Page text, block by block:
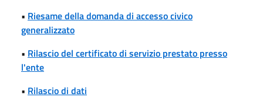
• Riesame della domanda di accesso civico
generalizzato
• Rilascio del certificato di servizio prestato presso
l'ente
• Rilascio di dati